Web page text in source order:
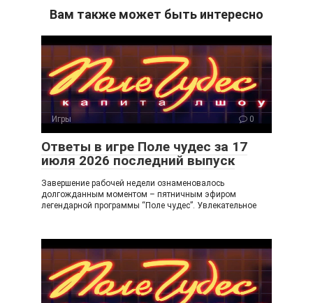
n
o
kl
a
ss
ni
ki
er e
gr
a
m
.R
u
Вам также может быть интересно
Игры 0
Ответы в игре Поле чудес за 17
июля 2026 последний выпуск
Завершение рабочей недели ознаменовалось
долгожданным моментом – пятничным эфиром
легендарной программы “Поле чудес”. Увлекательное